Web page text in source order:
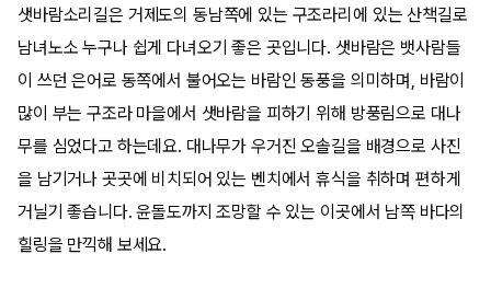
샛바람소리길은 거제도의 동남쪽에 있는 구조라리에 있는 산책길로
남녀노소 누구나 쉽게 다녀오기 좋은 곳입니다. 샛바람은 뱃사람들
이 쓰던 은어로 동쪽에서 불어오는 바람인 동풍을 의미하며, 바람이
많이 부는 구조라 마을에서 샛바람을 피하기 위해 방풍림으로 대나
무를 심었다고 하는데요. 대나무가 우거진 오솔길을 배경으로 사진
을 남기거나 곳곳에 비치되어 있는 벤치에서 휴식을 취하며 편하게
거닐기 좋습니다. 윤돌도까지 조망할 수 있는 이곳에서 남쪽 바다의
힐링을 만끽해 보세요.